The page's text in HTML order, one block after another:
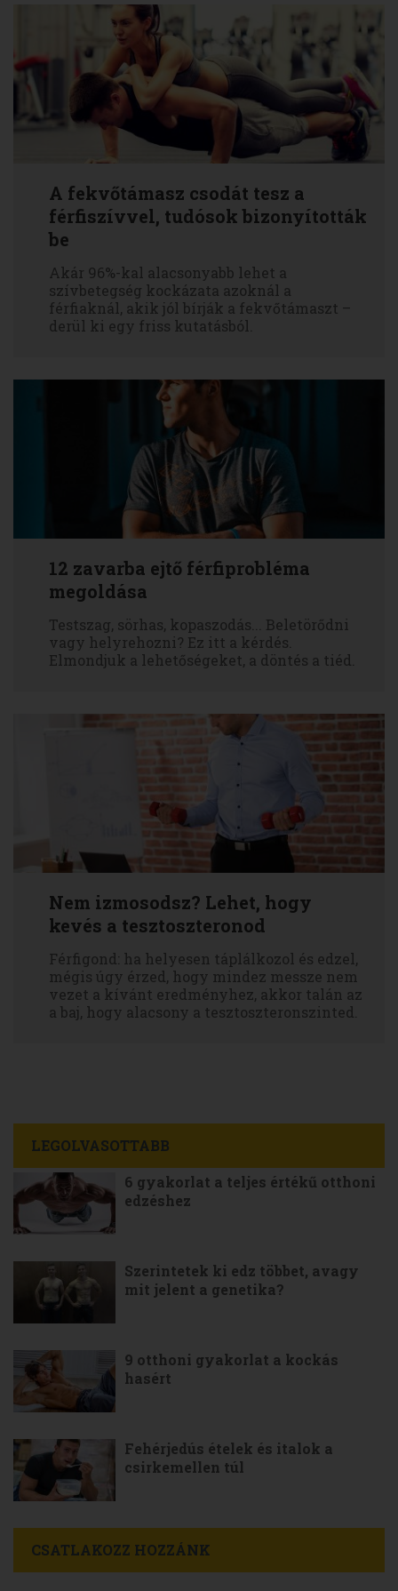
A fekvőtámasz csodát tesz a
férfiszívvel, tudósok bizonyították
be
Akár 96%-kal alacsonyabb lehet a
szívbetegség kockázata azoknál a
férfiaknál, akik jól bírják a fekvőtámaszt –
derül ki egy friss kutatásból.
12 zavarba ejtő férfiprobléma
megoldása
Testszag, sörhas, kopaszodás... Beletörődni
vagy helyrehozni? Ez itt a kérdés.
Elmondjuk a lehetőségeket, a döntés a tiéd.
Nem izmosodsz? Lehet, hogy
kevés a tesztoszteronod
Férfigond: ha helyesen táplálkozol és edzel,
mégis úgy érzed, hogy mindez messze nem
vezet a kívánt eredményhez, akkor talán az
a baj, hogy alacsony a tesztoszteronszinted.
LEGOLVASOTTABB
6 gyakorlat a teljes értékű otthoni
edzéshez
Szerintetek ki edz többet, avagy
mit jelent a genetika?
9 otthoni gyakorlat a kockás
hasért
Fehérjedús ételek és italok a
csirkemellen túl
CSATLAKOZZ HOZZÁNK